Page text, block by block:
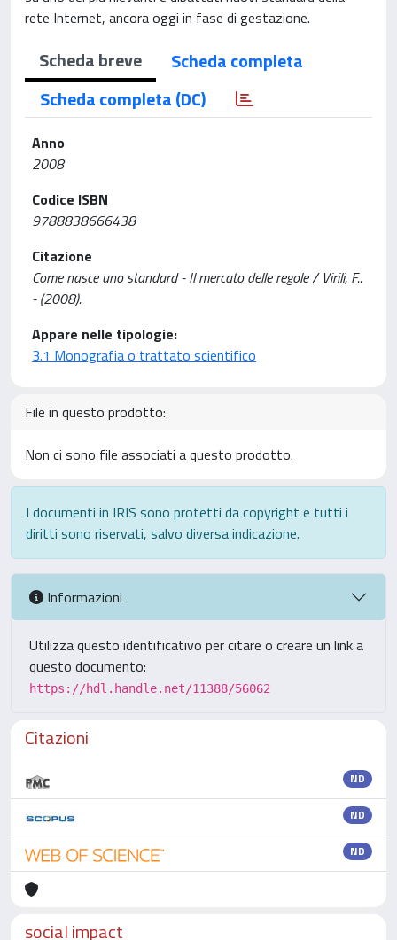
rete Internet, ancora oggi in fase di gestazione.
Scheda breve
Scheda completa
Scheda completa (DC)
Anno
2008
Codice ISBN
9788838666438
Citazione
Come nasce uno standard - Il mercato delle regole / Virili, F..
- (2008).
Appare nelle tipologie:
3.1 Monografia o trattato scientifico
File in questo prodotto:
Non ci sono file associati a questo prodotto.
I documenti in IRIS sono protetti da copyright e tutti i
diritti sono riservati, salvo diversa indicazione.
Informazioni
Utilizza questo identificativo per citare o creare un link a
questo documento:
https://hdl.handle.net/11388/56062
Citazioni
ND
ND
ND
social impact